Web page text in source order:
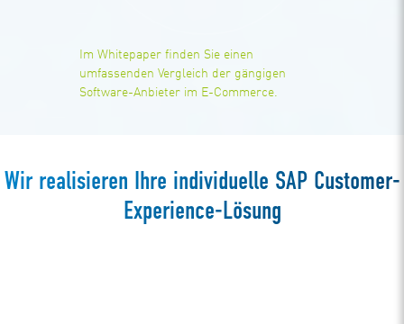
Im Whitepaper finden Sie einen
umfassenden Vergleich der gängigen
Software-Anbieter im E-Commerce.
Wir realisieren Ihre individuelle SAP Customer-
Experience-Lösung